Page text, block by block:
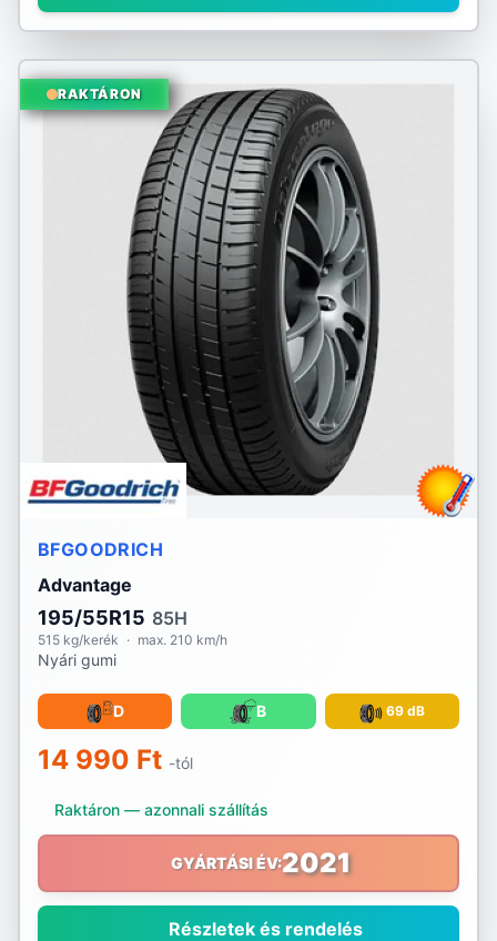
RAKTÁRON
BFGOODRICH
Advantage
195/55R15 85H
515 kg/kerék · max. 210 km/h
Nyári gumi
D B 69 dB
14 990 Ft -tól
Raktáron — azonnali szállítás
GYÁRTÁSI ÉV:2021
Részletek és rendelés